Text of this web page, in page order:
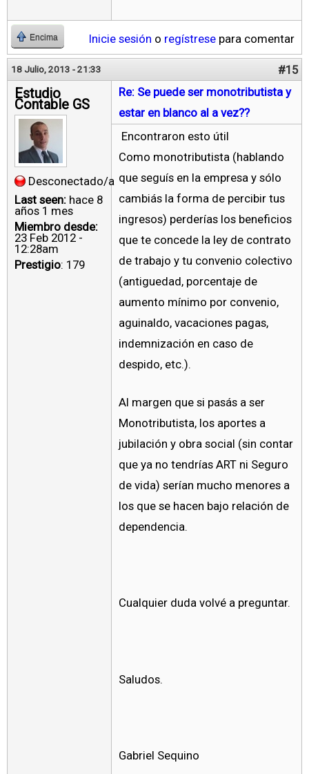
Encima Inicie sesión o regístrese para comentar
18 Julio, 2013 - 21:33 #15
Estudio
Contable GS
Desconectado/a
Last seen: hace 8
años 1 mes
Miembro desde:
23 Feb 2012 -
12:28am
Prestigio: 179
Re: Se puede ser monotributista y
estar en blanco al a vez??
Encontraron esto útil
Como monotributista (hablando
que seguís en la empresa y sólo
cambiás la forma de percibir tus
ingresos) perderías los beneficios
que te concede la ley de contrato
de trabajo y tu convenio colectivo
(antiguedad, porcentaje de
aumento mínimo por convenio,
aguinaldo, vacaciones pagas,
indemnización en caso de
despido, etc.).
Al margen que si pasás a ser
Monotributista, los aportes a
jubilación y obra social (sin contar
que ya no tendrías ART ni Seguro
de vida) serían mucho menores a
los que se hacen bajo relación de
dependencia.
Cualquier duda volvé a preguntar.
Saludos.
Gabriel Sequino